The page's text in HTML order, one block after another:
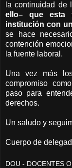
la continuidad de
ello– que esta
institución con
se hace
contención
la fuente laboral.
Una vez más
compromiso
paso para
derechos.
Un saludo y
Cuerpo de
DOU - DOCENTES